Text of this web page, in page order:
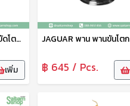
Jaguar ถาดขันโตก พานขัดโตก ถาดลายฉลุ พร้อมขา ขนาด 40 ซม สเตนเลส เหมาะสำหรับใช้ใส่อาหาร ผลไม้ต่างๆ ตราจากัวร์
เพิ่ม ฿ 645 / Pcs.